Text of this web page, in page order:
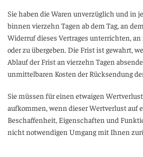
Sie haben die Waren unverzüglich und in
binnen vierzehn Tagen ab dem Tag, an
Widerruf dieses Vertrages unterrichten,
oder zu übergeben. Die Frist ist gewahrt,
Ablauf der Frist an vierzehn Tagen
unmittelbaren Kosten der Rücksendung
Sie müssen für einen etwaigen
aufkommen, wenn dieser Wertverlust auf
Beschaffenheit, Eigenschaften und
nicht notwendigen Umgang mit Ihnen